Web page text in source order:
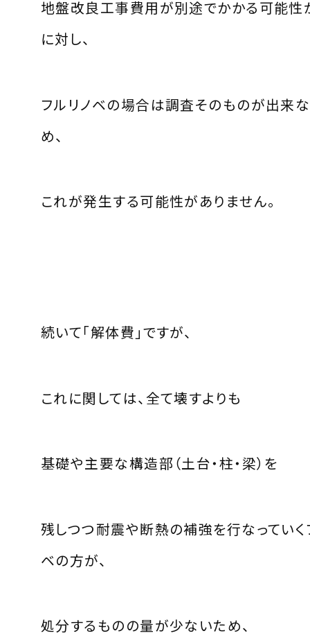
地盤改良工事費用が別途でかかる可能性
に対し、
フルリノベの場合は調査そのものが出来
め、
これが発生する可能性がありません。
続いて「解体費」ですが、
これに関しては、全て壊すよりも
基礎や主要な構造部（土台・柱・梁）を
残しつつ耐震や断熱の補強を行なっていく
ベの方が、
処分するものの量が少ないため、